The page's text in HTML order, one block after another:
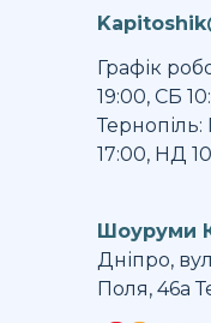
Графік
19:00, СБ
17:00, НД
Шоуруми
Дніпро,
Поля, 46а